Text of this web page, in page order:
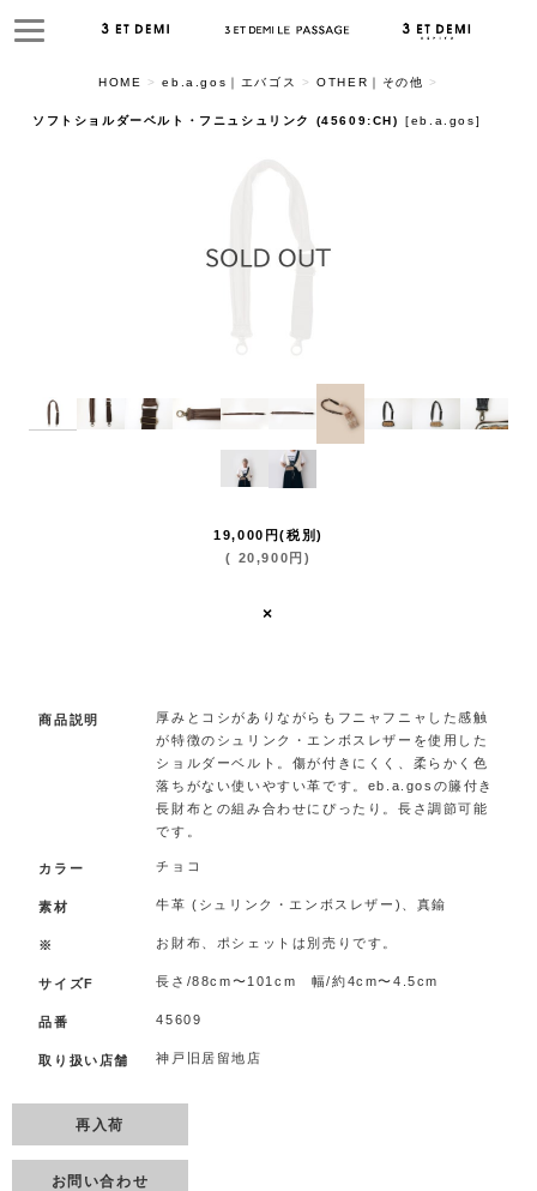
HOME > eb.a.gos｜エバゴス > OTHER｜その他 >
ソフトショルダーベルト・フニュシュリンク (45609:CH) [eb.a.gos]
19,000 円(税別)
( 20,900 円 )
×
商品説明
厚みとコシがありながらもフニャフニャした感触
が特徴のシュリンク・エンボスレザーを使用した
ショルダーベルト。傷が付きにくく、柔らかく色
落ちがない使いやすい革です。eb.a.gosの籐付き
長財布との組み合わせにぴったり。長さ調節可能
です。
カラー チョコ
素材 牛革 (シュリンク・エンボスレザー)、真鍮
※ お財布、ポシェットは別売りです。
サイズF 長さ/88cm〜101cm 幅/約4cm〜4.5cm
品番 45609
取り扱い店舗 神戸旧居留地店
再入荷
お問い合わせ